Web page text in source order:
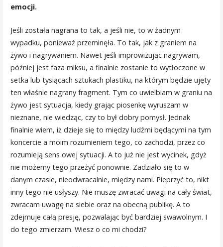
emocji.
Jeśli została nagrana to tak, a jeśli nie, to w żadnym
wypadku, ponieważ przeminęła. To tak, jak z graniem na
żywo i nagrywaniem. Nawet jeśli improwizując nagrywam,
później jest faza miksu, a finalnie zostanie to wytłoczone w
setka lub tysiącach sztukach plastiku, na którym będzie ujęty
ten właśnie nagrany fragment. Tym co uwielbiam w graniu na
żywo jest sytuacja, kiedy grając piosenkę wyruszam w
nieznane, nie wiedząc, czy to był dobry pomysł. Jednak
finalnie wiem, iż dzieje się to między ludźmi będącymi na tym
koncercie a moim rozumieniem tego, co zachodzi, przez co
rozumieją sens owej sytuacji. A to już nie jest wycinek, gdyż
nie możemy tego przeżyć ponownie. Zadziało się to w
danym czasie, nieodwracalnie, między nami. Pieprzyć to, nikt
inny tego nie usłyszy. Nie muszę zwracać uwagi na cały świat,
zwracam uwagę na siebie oraz na obecną publikę. A to
zdejmuje całą presję, pozwalając być bardziej swawolnym. I
do tego zmierzam. Wiesz o co mi chodzi?